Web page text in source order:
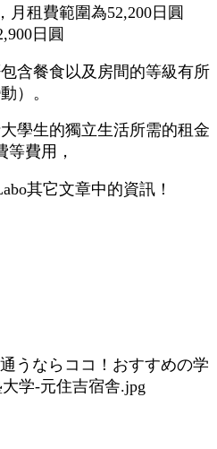
月租費範圍為52,200日圓
日圓
含餐食以及房間的等級有所
）。
學生的獨立生活所需的租金
等費用，
其它文章中的資訊！